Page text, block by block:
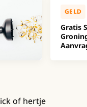
GELD
Gratis
of hertje